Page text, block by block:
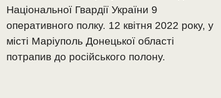
Національної Гвардії України 9
оперативного полку. 12 квітня 2022 року, у
місті Маріуполь Донецької області
потрапив до російського полону.